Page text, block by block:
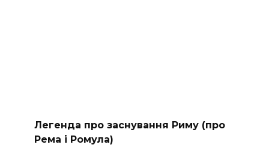
Легенда про заснування Риму (про
Рема і Ромула)